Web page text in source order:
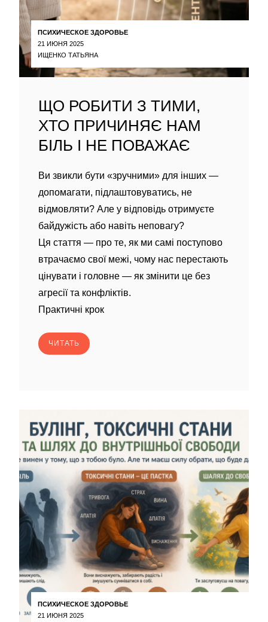
ПСИХИЧЕСКОЕ ЗДОРОВЬЕ
21 ИЮНЯ 2025
ИЩЕНКО ТАТЬЯНА
ЩО РОБИТИ З ТИМИ,
ХТО ПРИЧИНЯЄ НАМ
БІЛЬ І НЕ ПОВАЖАЄ
Ви звикли бути «зручними» для інших —
допомагати, підлаштовуватись, не
відмовляти? Але у відповідь отримуєте
байдужість або навіть неповагу?
Ця стаття — про те, як ми самі поступово
втрачаємо свої межі, чому нас перестають
цінувати і головне — як змінити це без
агресії та конфліктів.
Практичні крок
ЧИТАТЬ
ПСИХИЧЕСКОЕ ЗДОРОВЬЕ
21 ИЮНЯ 2025